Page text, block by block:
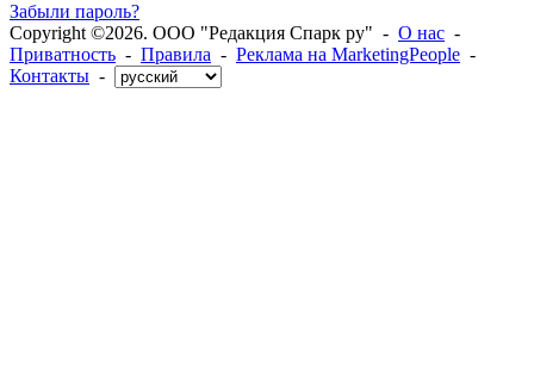
Забыли пароль?
Copyright ©2026. ООО "Редакция Спарк ру" - О нас -
Приватность - Правила - Реклама на MarketingPeople -
Контакты -